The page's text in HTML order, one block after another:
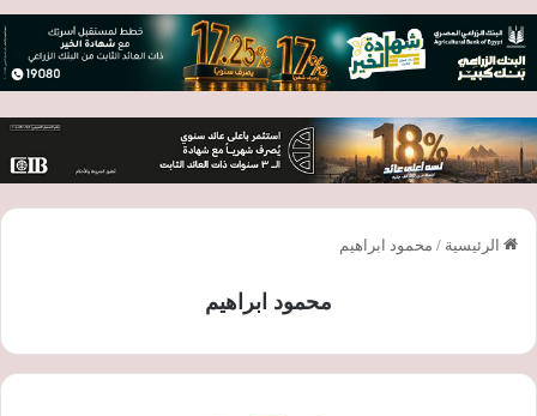
الرئيسية / محمود ابراهيم
محمود ابراهيم